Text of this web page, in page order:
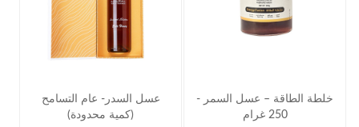
خلطة الطاقة – عسل السمر -
250 غرام
عسل السدر- عام التسامح
(كمية محدودة)